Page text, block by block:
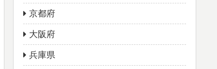
京都府
大阪府
兵庫県